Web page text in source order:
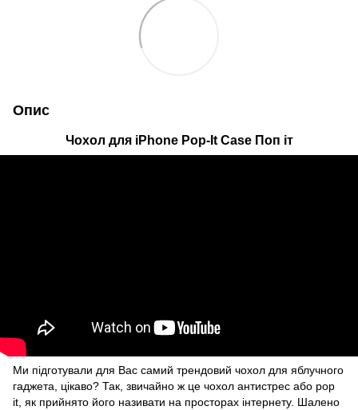
Опис
Чохол для iPhone Pop-It Case Поп іт
Ми підготували для Вас самий трендовий чохол для яблучного
гаджета, цікаво? Так, звичайно ж це чохол антистрес або pop
it, як прийнято його називати на просторах інтернету. Шалено